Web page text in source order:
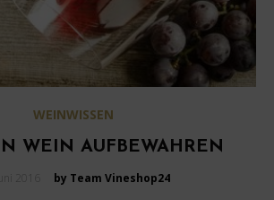
WEINWISSEN
WEIN AUFBEWAHREN
2016 by Team Vineshop24